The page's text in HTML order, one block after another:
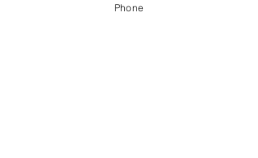
Phone